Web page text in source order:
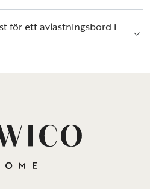
för ett avlastningsbord i